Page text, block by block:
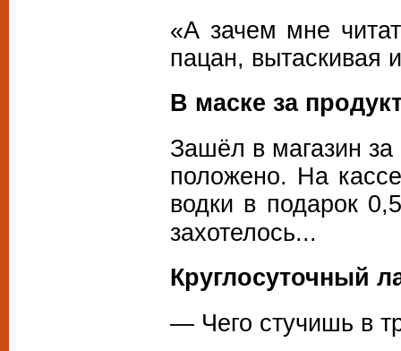
«А зачем мне
пацан, вытаскивая
В маске за
Зашёл в магазин
положено. На
водки в подарок
захотелось...
Круглосуточный
— Чего стучишь в